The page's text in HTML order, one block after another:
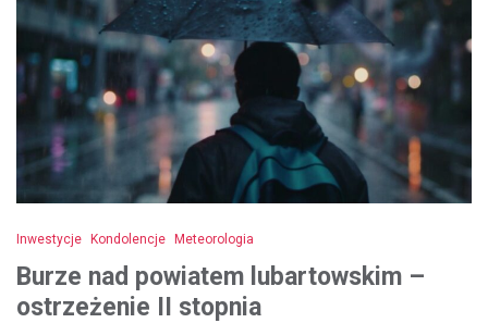
Inwestycje Kondolencje Meteorologia
Burze nad powiatem lubartowskim –
ostrzeżenie II stopnia